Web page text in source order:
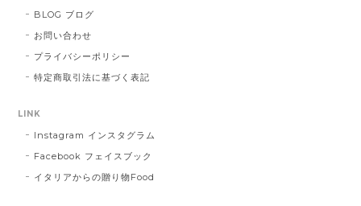
BLOG ブログ
お問い合わせ
プライバシーポリシー
特定商取引法に基づく表記
LINK
Instagram インスタグラム
Facebook フェイスブック
イタリアからの贈り物Food